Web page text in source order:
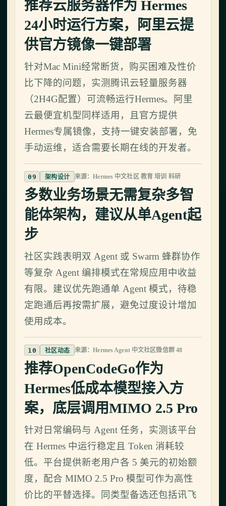
推荐云服务器作为 Hermes
24小时运行方案，阿里云提
供官方镜像一键部署
针对Mac Mini经常断货，购买困难及性价
比下降的问题，实测腾讯云轻量服务器
（2H4G配置）可流畅运行Hermes。阿里
云最便宜机型同样适用，且官方提供
Hermes专属镜像，支持一键安装部署，免
手动运维，适合需要长期在线的开发者。
09 架构设计 来源：Hermes 中文社区 教育 培训 科研
多数业务场景无需复杂多智
能体架构，建议从单Agent起
步
社区实践表明双 Agent 或 Swarm 蜂群协作
等复杂 Agent 编排模式在常规应用中收益
有限。建议优先跑通单 Agent 模式，待稳
定跑通后再按需扩展，避免过度设计增加
使用成本。
10 社区动态 来源：Hermes Agent 中文社区微信群 48
推荐OpenCodeGo作为
Hermes低成本模型接入方
案，底层调用MIMO 2.5 Pro
针对日常编码与 Agent 任务，实测该平台
在 Hermes 中运行稳定且 Token 消耗较
低。平台提供新老用户各 5 美元的初始额
度，配合 MIMO 2.5 Pro 模型可作为高性
价比的平替选择。同类型备选还包括讯飞